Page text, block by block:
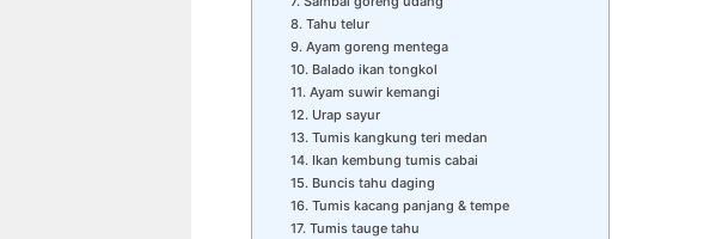
8. Tahu telur
9. Ayam goreng mentega
10. Balado ikan tongkol
11. Ayam suwir kemangi
12. Urap sayur
13. Tumis kangkung teri medan
14. Ikan kembung tumis cabai
15. Buncis tahu daging
16. Tumis kacang panjang & tempe
17. Tumis tauge tahu